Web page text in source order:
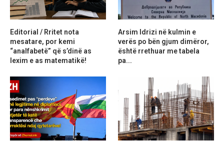
Editorial / Rritet nota
mesatare, por kemi
“analfabetë” që s’dinë as
lexim e as matematikë!
Arsim Idrizi në kulmin e
verës po bën gjum dimëror,
është rrethuar me tabela
pa...